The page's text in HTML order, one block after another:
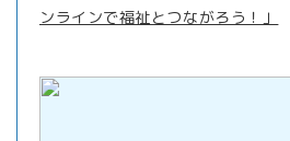
ンラインで福祉とつながろう！」